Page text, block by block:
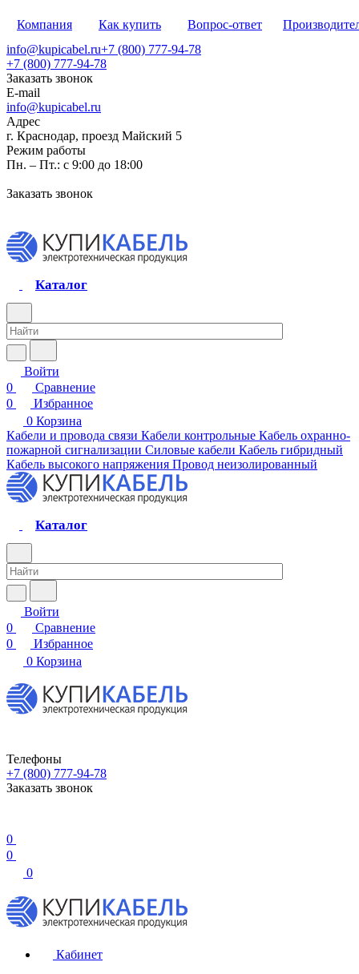
Компания Как купить Вопрос-ответ
info@kupicabel.ru+7 (800) 777-94-78
+7 (800) 777-94-78
Заказать звонок
E-mail
info@kupicabel.ru
Адрес
г. Краснодар, проезд Майский 5
Режим работы
Пн. – Пт.: с 9:00 до 18:00
Заказать звонок
Каталог
Войти
0
Сравнение
0
Избранное
0 Корзина
Кабели и провода связи Кабели контрольные Кабель охранно-
пожарной сигнализации Силовые кабели Кабель гибридный
Кабель высокого напряжения Провод неизолированный
Каталог
Войти
0
Сравнение
0
Избранное
0 Корзина
Телефоны
+7 (800) 777-94-78
Заказать звонок
0
0
0
Кабинет